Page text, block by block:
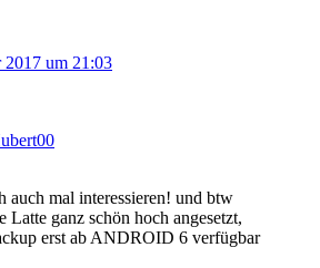
2017 um 21:03
auch mal interessieren! und btw
Latte ganz schön hoch angesetzt,
erst ab ANDROID 6 verfügbar